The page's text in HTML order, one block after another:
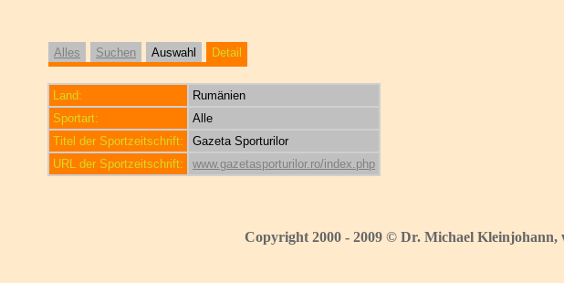
Alles Suchen Auswahl Detail
Land:
Rumänien
Sportart:
Alle
Titel der Sportzeitschrift:
Gazeta Sporturilor
URL der Sportzeitschrift:
www.gazetasporturilor.ro/index.php
Copyright 2000 - 2009 © Dr. Michael Kleinjohann,